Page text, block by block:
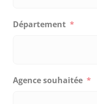
Département *
Agence souhaitée *